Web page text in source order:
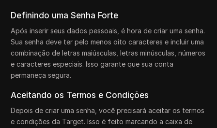
Definindo uma Senha Forte
Após inserir seus dados pessoais, é hora de criar uma senha.
Sua senha deve ter pelo menos oito caracteres e incluir uma
combinação de letras maiúsculas, letras minúsculas, números
e caracteres especiais. Isso garante que sua conta
permaneça segura.
Aceitando os Termos e Condições
Depois de criar uma senha, você precisará aceitar os termos
e condições da Target. Isso é feito marcando a caixa de